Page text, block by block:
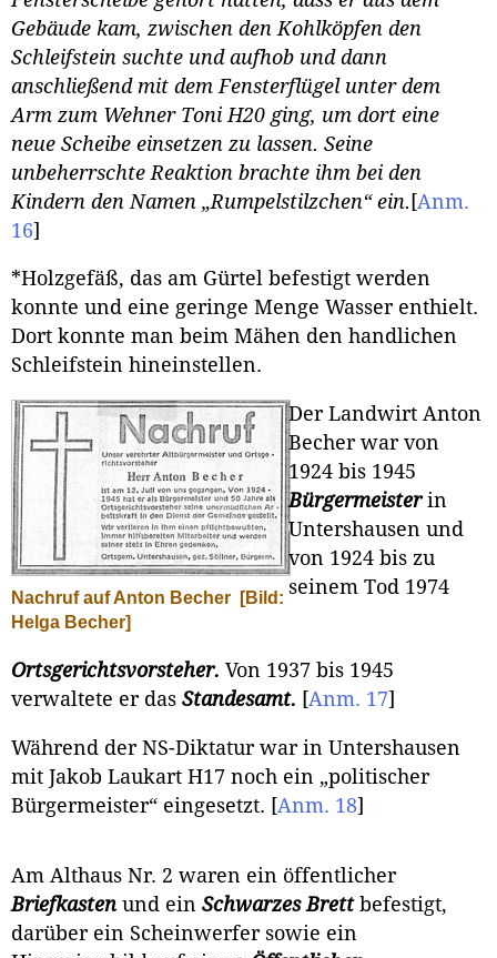
Gebäude kam, zwischen den Kohlköpfen den
Schleifstein suchte und aufhob und dann
anschließend mit dem Fensterflügel unter dem
Arm zum Wehner Toni H20 ging, um dort eine
neue Scheibe einsetzen zu lassen. Seine
unbeherrschte Reaktion brachte ihm bei den
Kindern den Namen „Rumpelstilzchen“ ein. [Anm.
16]
*Holzgefäß, das am Gürtel befestigt werden
konnte und eine geringe Menge Wasser enthielt.
Dort konnte man beim Mähen den handlichen
Schleifstein hineinstellen.
Nachruf auf Anton Becher
[Bild:
Helga Becher]
Der Landwirt Anton
Becher war von
1924 bis 1945
Bürgermeisterin
Untershausen und
von 1924 bis zu
seinem Tod 1974
Ortsgerichtsvorsteher. Von 1937 bis 1945
verwaltete er das Standesamt. [Anm. 17]
Während der NS-Diktatur war in Untershausen
mit Jakob Laukart H17 noch ein „politischer
Bürgermeister“ eingesetzt. [Anm. 18]
Am Althaus Nr. 2 waren ein öffentlicher
Briefkastenund ein Schwarzes Brettbefestigt,
darüber ein Scheinwerfer sowie ein